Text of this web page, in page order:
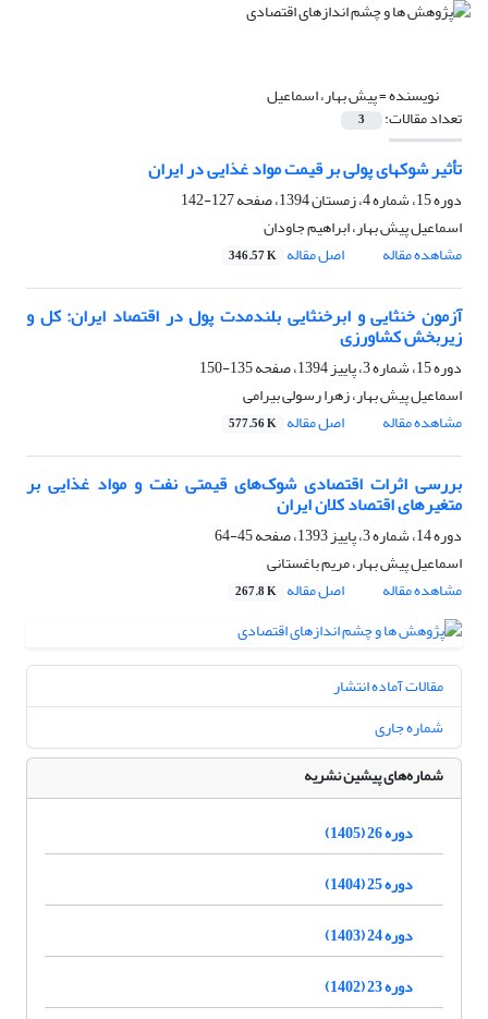
نویسنده =پیش بهار، اسماعیل
تعداد مقالات: 3
تأثیر شوک‏های پولی بر قیمت مواد غذایی در ایران
دوره 15، شماره 4، زمستان 1394، صفحه
127-142
اسماعیل پیش بهار، ابراهیم جاودان
مشاهده مقاله
اصل مقاله 346.57 K
آزمون خنثایی و ابرخنثایی بلندمدت پول در اقتصاد ایران: کل و
زیربخش کشاورزی
دوره 15، شماره 3، پاییز 1394، صفحه
135-150
اسماعیل پیش بهار، زهرا رسولی بیرامی
مشاهده مقاله
اصل مقاله 577.56 K
بررسی اثرات اقتصادی شوک‌های قیمتی نفت و مواد غذایی بر
متغیرهای اقتصاد کلان ایران
دوره 14، شماره 3، پاییز 1393، صفحه
45-64
اسماعیل پیش بهار، مریم باغستانی
مشاهده مقاله
اصل مقاله 267.8 K
مقالات آماده انتشار
شماره جاری
شماره‌های پیشین نشریه
دوره 26 (1405)
دوره 25 (1404)
دوره 24 (1403)
دوره 23 (1402)